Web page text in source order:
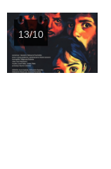
13/10